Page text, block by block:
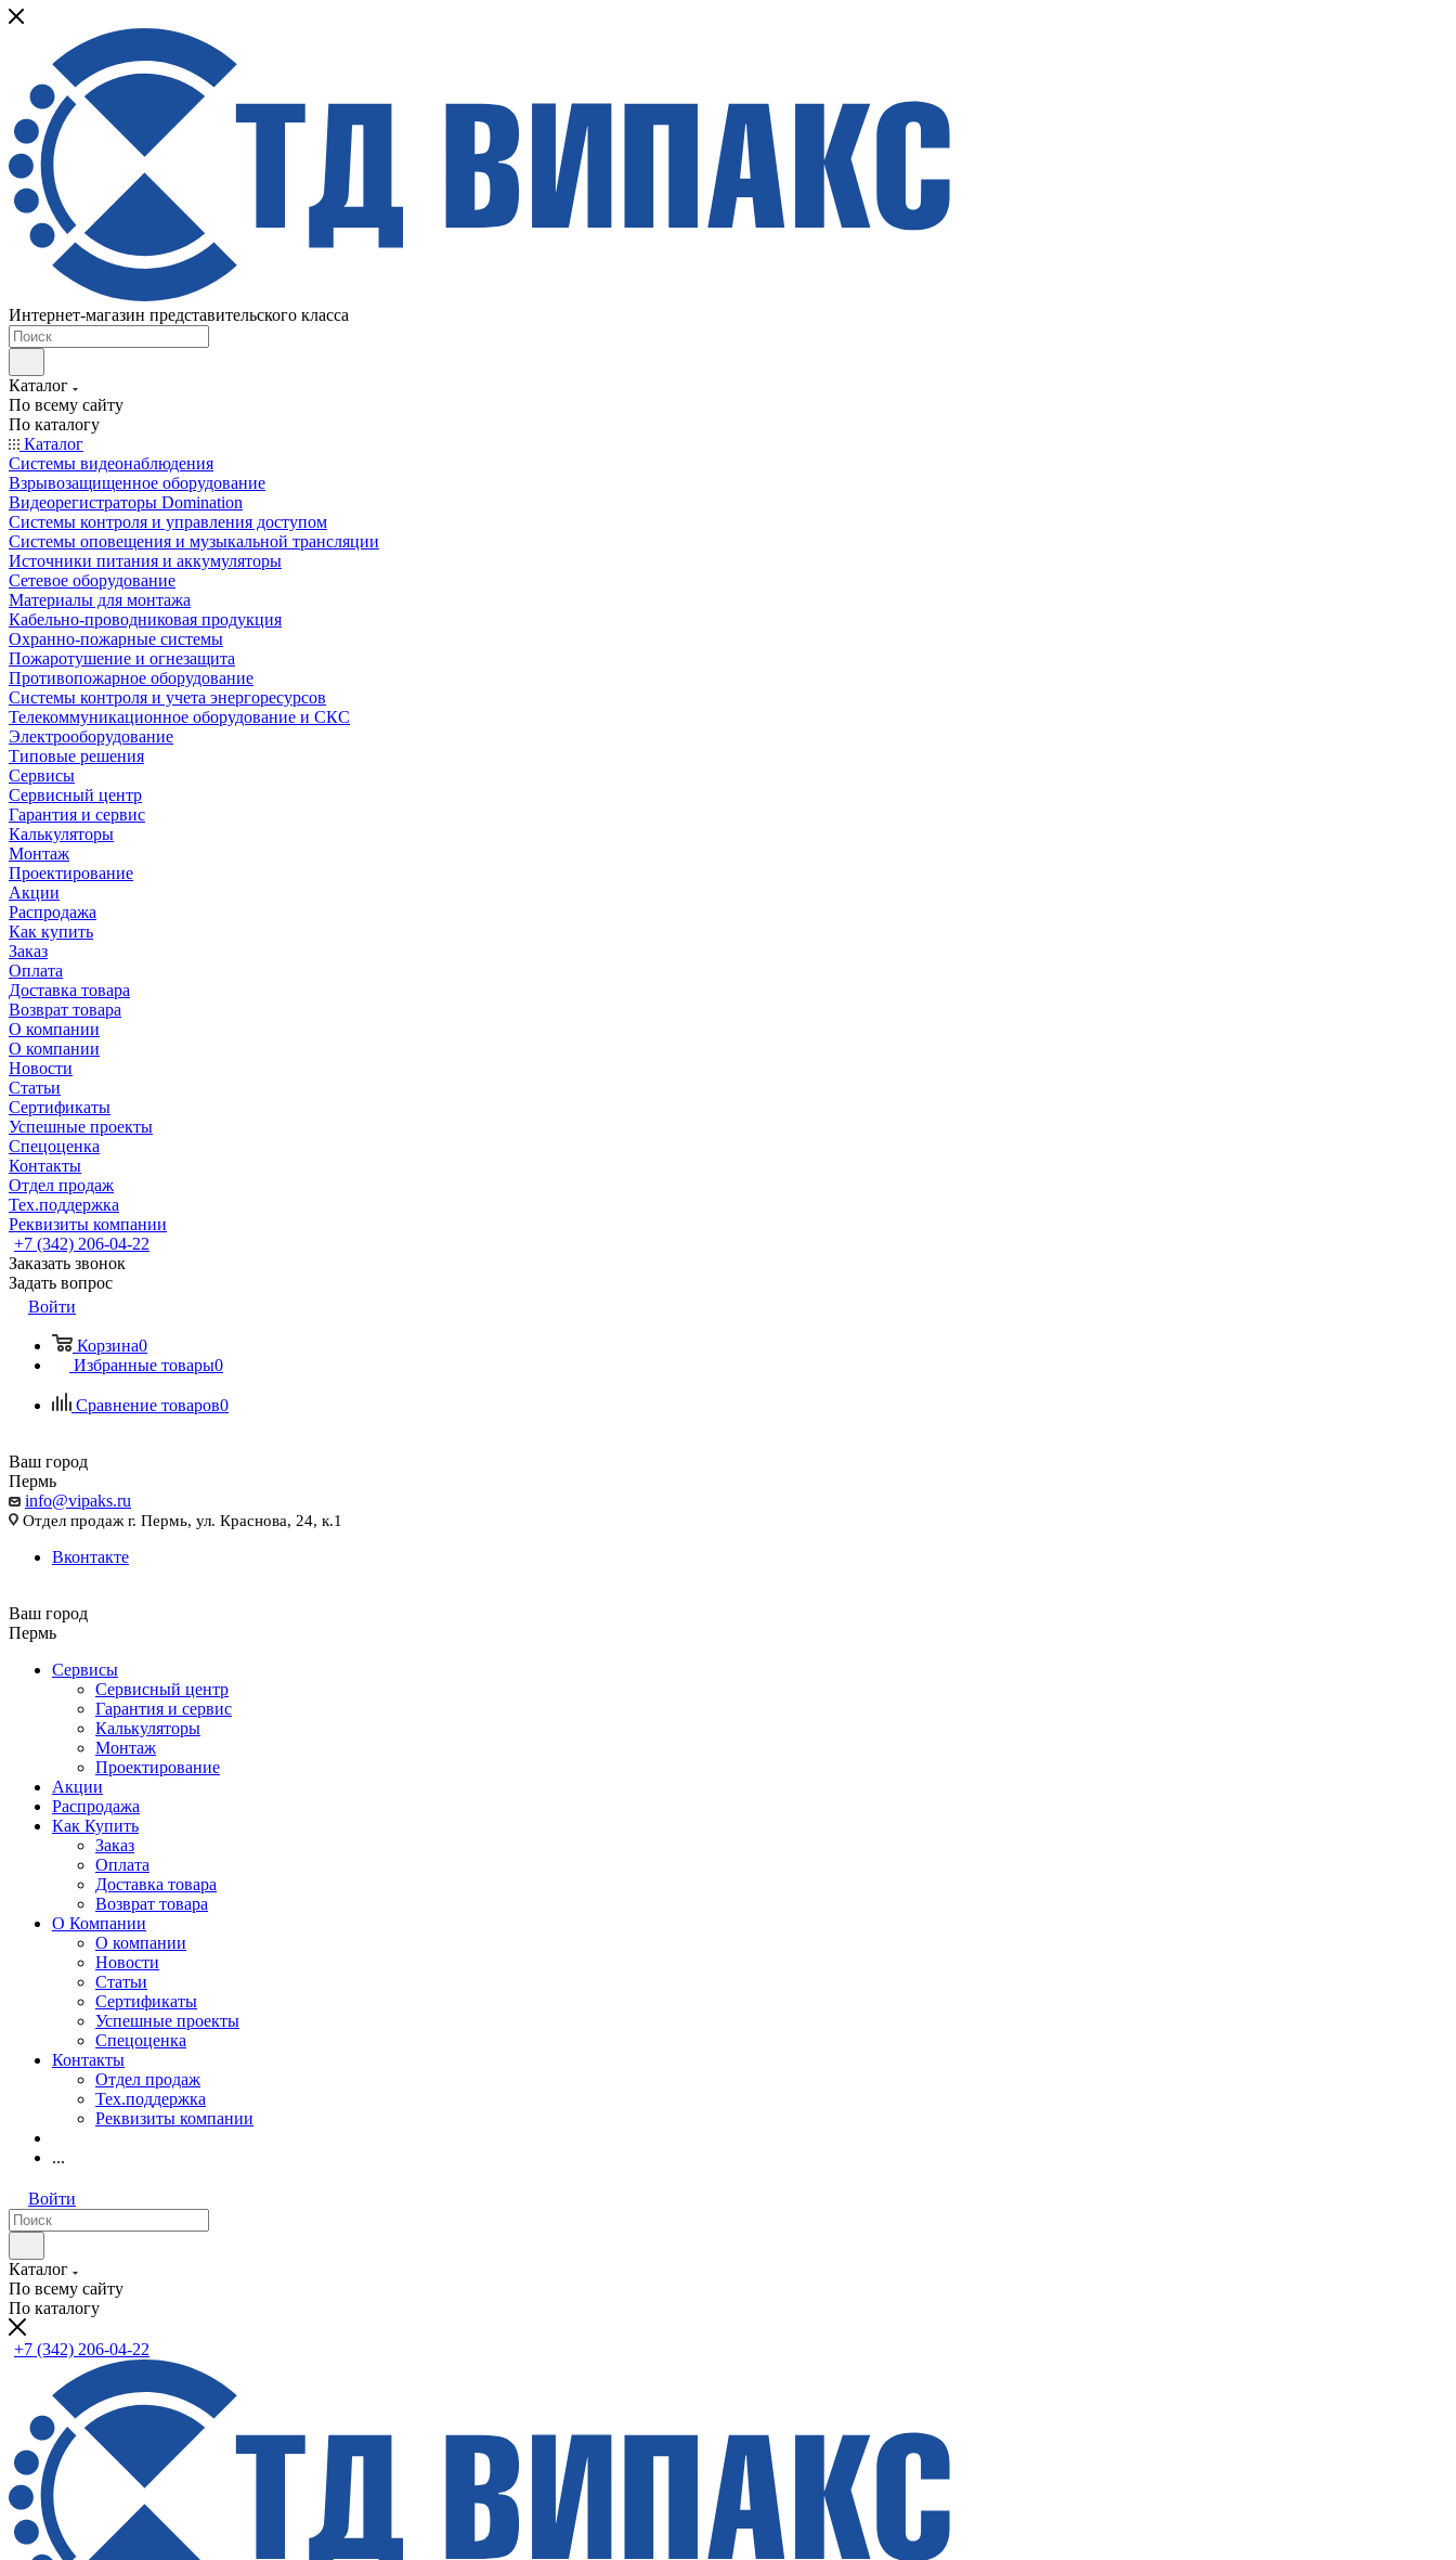
Интернет-магазин представительского класса
Каталог
По всему сайту
По каталогу
Каталог
Системы видеонаблюдения
Взрывозащищенное оборудование
Видеорегистраторы Domination
Системы контроля и управления доступом
Системы оповещения и музыкальной трансляции
Источники питания и аккумуляторы
Сетевое оборудование
Материалы для монтажа
Кабельно-проводниковая продукция
Охранно-пожарные системы
Пожаротушение и огнезащита
Противопожарное оборудование
Системы контроля и учета энергоресурсов
Телекоммуникационное оборудование и СКС
Электрооборудование
Типовые решения
Сервисы
Сервисный центр
Гарантия и сервис
Калькуляторы
Монтаж
Проектирование
Акции
Распродажа
Как купить
Заказ
Оплата
Доставка товара
Возврат товара
О компании
О компании
Новости
Статьи
Сертификаты
Успешные проекты
Спецоценка
Контакты
Отдел продаж
Тех.поддержка
Реквизиты компании
+7 (342) 206-04-22
Заказать звонок
Задать вопрос
Войти
Корзина0
Избранные товары0
Сравнение товаров0
Ваш город
Пермь
info@vipaks.ru
Отдел продаж г. Пермь, ул. Краснова, 24, к.1
Вконтакте
Ваш город
Пермь
Сервисы
Сервисный центр
Гарантия и сервис
Калькуляторы
Монтаж
Проектирование
Акции
Распродажа
Как Купить
Заказ
Оплата
Доставка товара
Возврат товара
О Компании
О компании
Новости
Статьи
Сертификаты
Успешные проекты
Спецоценка
Контакты
Отдел продаж
Тех.поддержка
Реквизиты компании
...
Войти
Каталог
По всему сайту
По каталогу
+7 (342) 206-04-22